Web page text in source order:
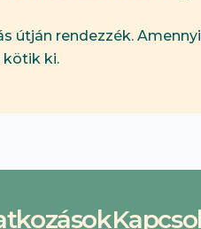
útján rendezzék.
kötik ki.